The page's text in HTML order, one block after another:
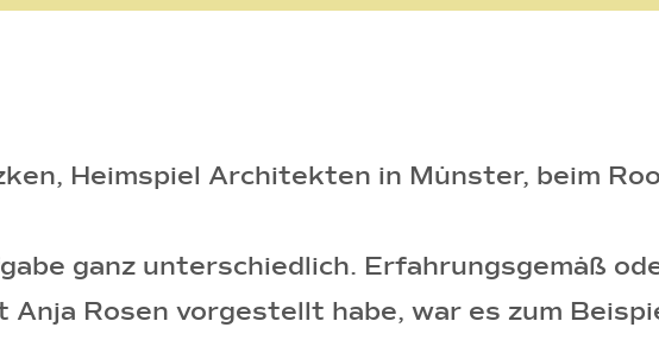
Heimspiel Architekten in Münster, beim
ganz unterschiedlich. Erfahrungsgemäß
Anja Rosen vorgestellt habe, war es zum